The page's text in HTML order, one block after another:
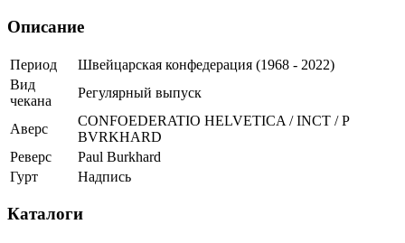
Описание
Период
Швейцарская конфедерация (1968 - 2022)
Вид
чекана
Регулярный выпуск
Аверс
CONFOEDERATIO HELVETICA / INCT / P
BVRKHARD
Реверс
Paul Burkhard
Гурт
Надпись
Каталоги